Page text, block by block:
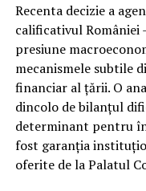
Recenta decizie a
calificativul
presiune
mecanismele subtile
financiar al țării. O
dincolo de bilanțul
determinant pentru
fost garanția
oferite de la Palatul